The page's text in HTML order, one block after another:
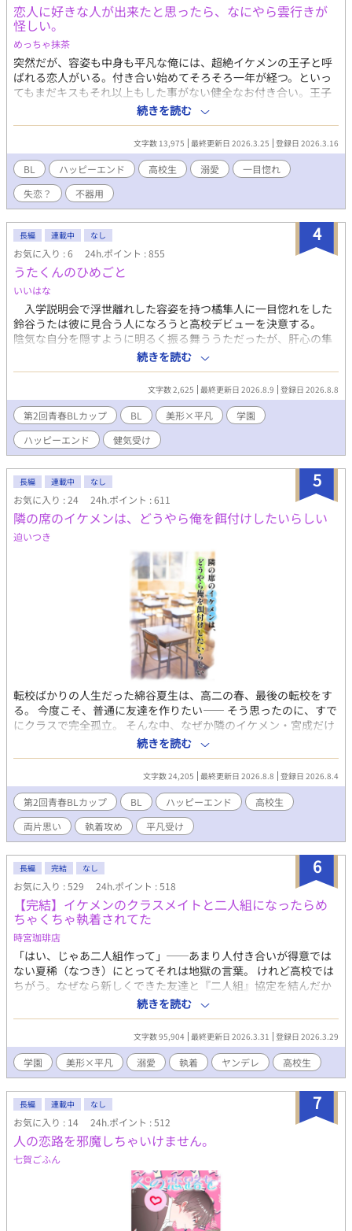
恋人に好きな人が出来たと思ったら、なにやら雲行きが
怪しい。
めっちゃ抹茶
突然だが、容姿も中身も平凡な俺には、超絶イケメンの王子と呼
ばれる恋人がいる。付き合い始めてそろそろ一年が経つ。といっ
てもまだキスもそれ以上もした事がない健全なお付き合い。王子
は優しいけど意地悪で、いつも俺の心臓を高鳴らせてくる——だ
けどそれだけだ。この前、喧嘩をした。それきり彼と話していな
い。付き合っているのか定かじゃない関係。挙句に、今遠目から
見つけた王子の側には可憐な女の子。彼女が彼に寄り掛かって二
人がキスをしている。 その瞬間、目の前が真っ黒になった。もう
無理だ。俺がスイッチが切れたようにその場に立ち尽くした、そ
の時だった。前にいる彼から聞いたこともない怒声が俺の耳に届
いたのは。 ⚪︎佐藤玲央……微笑みの王子と呼ばれ、常に笑顔を絶
やさない。物腰柔らかな姿勢に男女問わずモテる ⚪︎中田真……両
親の転勤で引っ越してきた転校生。平凡な容姿で口が悪いがクラ
スに馴染めず誰とも話さないので王子しか知らないし、これから
も多分バレない ※全四話、予約投稿済み。 本編に攻めの名前が出
てこないの書き終わってから気が付いた。3/16タイトル少し変更
しました。 ※後日談を3/25に投稿予定←しました。Rを書くかは
まだ悩み中
続きを読む
文字数 13,975 最終更新日 2026.3.25 登録日 2026.3.16
BL ハッピーエンド 高校生 溺愛
一目惚れ
失恋？
不器用
4
長編 連載中 なし
お気に入り : 6 24h.ポイント : 855
うたくんのひめごと
いいはな
入学説明会で浮世離れした容姿を持つ橘隼人に一目惚れをした
鈴谷うたは彼に見合う人になろうと高校デビューを決意する。
陰気な自分を隠すように明るく振る舞ううただったが、肝心の隼
人は他人に興味がなくそっけない態度を取られてばかり。 そん
なある日、とあるきっかけを元にじわじわと2人の距離は縮まって
いく。冷たくも時折見せる隼人の甘く柔らかな態度にますますう
たは惹かれていく。 しかし、嘘が何よりも嫌いだと言う隼人に
自分の本当の姿を言い出せないうたはどこか後ろめたさを感じな
がら日々を過ごしていた。 日に日に募る罪悪感に押しつぶされ
そうになるうた、さらには隼人の幼馴染だと言う可憐な容姿を持
つ転校生までやってきてーーー。 「君は、本当のおれを知っても
嫌わないでいてくれる…？」 懐に入れた相手にはとことん甘い溺
愛美形攻め×臆病な自分を隠して明るく振る舞う平凡一途受け
続きを読む
文字数 2,625 最終更新日 2026.8.9 登録日 2026.8.8
第2回青春BLカップ BL 美形×平凡
学園
ハッピーエンド
健気受け
5
長編 連載中 なし
お気に入り : 24 24h.ポイント : 611
隣の席のイケメンは、どうやら俺を餌付けしたいらしい
迫いつき
転校ばかりの人生だった綿谷夏生は、高二の春、最後の転校をす
る。 今度こそ、普通に友達を作りたい―― そう思ったのに、すで
にクラスで完全孤立。 そんな中、なぜか隣のイケメン・宮成だけ
は、毎日自分に話しかけてきて。 しかも、ひょんなことから美術
室でふたりきりの昼休み。 弁当はなぜか、宮成の手作りで、「ア
ーン」なんかもされちゃって？！ 「綿谷は、俺のことだけ見てれ
ばいい」 クールで完璧なはずのイケメンが、なぜか自分にだけ、
甘すぎる。 しかもどうやら俺の過去を知ってるらしい？ クールな
溺愛料理男子（攻） × 自己肯定感低めのぼっち転校生（受） の
胃袋攻防戦、開幕！
続きを読む
文字数 24,205 最終更新日 2026.8.8 登録日 2026.8.4
第2回青春BLカップ BL ハッピーエンド
高校生
両片思い
執着攻め 平凡受け
6
長編 完結 なし
お気に入り : 529 24h.ポイント : 518
【完結】イケメンのクラスメイトと二人組になったらめ
ちゃくちゃ執着されてた
時宮珈琲店
「はい、じゃあ二人組作って」──あまり人付き合いが得意では
ない夏稀（なつき）にとってそれは地獄の言葉。 けれど高校では
ちがう。なぜなら新しくできた友達と『二人組』協定を結んだか
ら。 もう二人組なんて怖くないと思っていた矢先、その友達が風
邪で欠席。 ほかに組む相手が見つからず、先生と組むことも覚悟
する夏稀だったが、そこで声をかけてきたのは美形の転校生──
緒川聖夜（おがわ・きよや）だった。 「俺と二人組にならな
い？」 その一言をきっかけに聖夜は夏稀との距離を急速に縮めて
きて──。 執着美形攻め×平凡受けのちょっと不穏な学園BL。
約九万字、全三十話＋αの物語です。
続きを読む
文字数 95,904 最終更新日 2026.3.31 登録日 2026.3.29
学園 美形×平凡 溺愛 執着 ヤンデレ 高校生
7
長編 連載中 なし
お気に入り : 14 24h.ポイント : 512
人の恋路を邪魔しちゃいけません。
七賀ごふん